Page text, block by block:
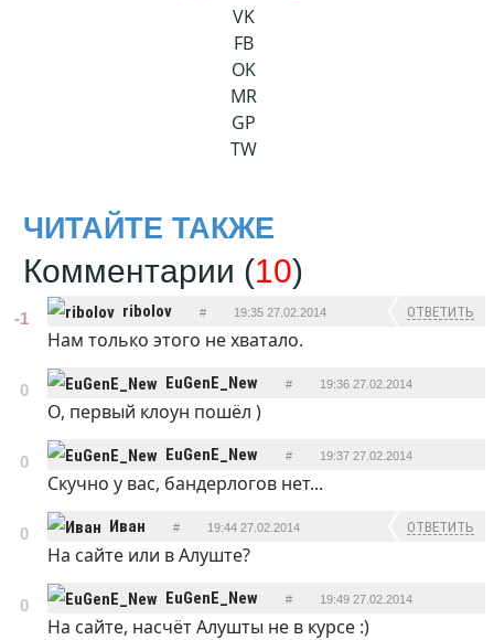
VK
FB
OK
MR
GP
TW
ЧИТАЙТЕ ТАКЖЕ
Комментарии (10)
-1 ribolov # 19:35 27.02.2014 ОТВЕТИТЬ
Нам только этого не хватало.
0 EuGenE_New # 19:36 27.02.2014
О, первый клоун пошёл )
0 EuGenE_New # 19:37 27.02.2014
Скучно у вас, бандерлогов нет...
0 Иван # 19:44 27.02.2014 ОТВЕТИТЬ
На сайте или в Алуште?
0 EuGenE_New # 19:49 27.02.2014
На сайте, насчёт Алушты не в курсе :)